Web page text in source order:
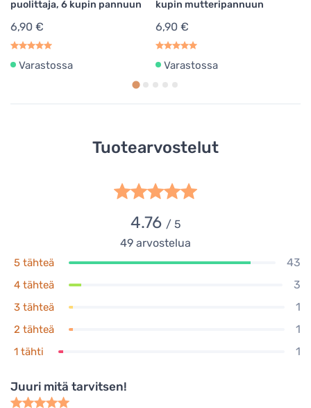
puolittaja, 6 kupin pannuun
6,90 €
Varastossa
kupin mutteripannuun
6,90 €
Varastossa
Tuotearvostelut
4.76 / 5
49 arvostelua
5 tähteä 43
4 tähteä 3
3 tähteä 1
2 tähteä 1
1 tähti 1
Juuri mitä tarvitsen!